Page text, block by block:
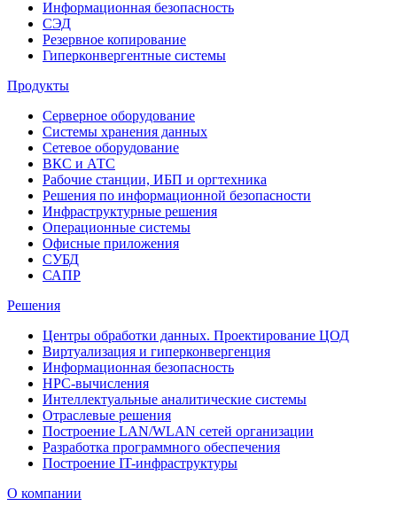
Информационная безопасность
СЭД
Резервное копирование
Гиперконвергентные системы
Продукты
Серверное оборудование
Системы хранения данных
Сетевое оборудование
ВКС и АТС
Рабочие станции, ИБП и оргтехника
Решения по информационной безопасности
Инфраструктурные решения
Операционные системы
Офисные приложения
СУБД
САПР
Решения
Центры обработки данных. Проектирование ЦОД
Виртуализация и гиперконвергенция
Информационная безопасность
HPC-вычисления
Интеллектуальные аналитические системы
Отраслевые решения
Построение LAN/WLAN сетей организации
Разработка программного обеспечения
Построение IT-инфраструктуры
О компании